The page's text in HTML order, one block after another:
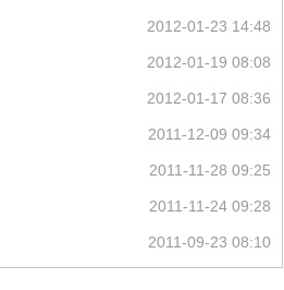
2012-01-23 14:48
2012-01-19 08:08
2012-01-17 08:36
2011-12-09 09:34
2011-11-28 09:25
2011-11-24 09:28
2011-09-23 08:10